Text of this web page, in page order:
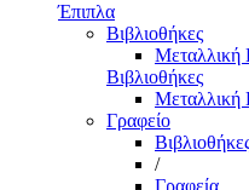
Έπιπλα
Βιβλιοθήκες
Μεταλλική
Βιβλιοθήκες
Μεταλλική
Γραφείο
/
Γραφεία